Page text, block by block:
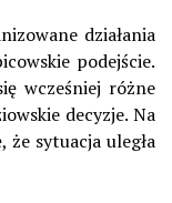
działania
podejście.
wcześniej różne
decyzje. Na
sytuacja uległa